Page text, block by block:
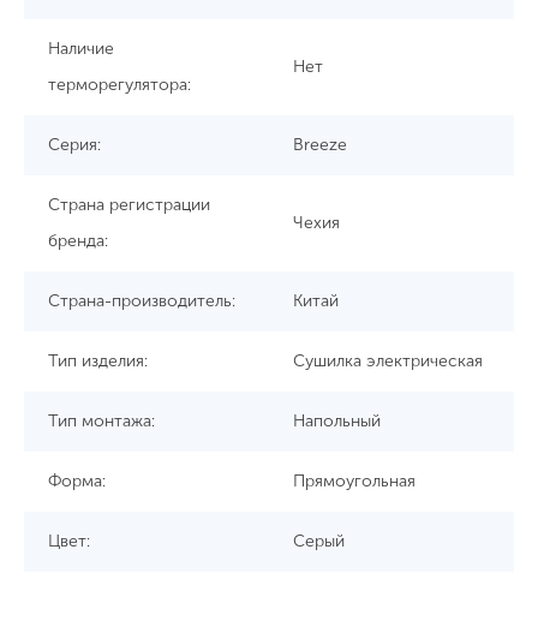
Наличие
терморегулятора:
Нет
Серия: Breeze
Страна регистрации
бренда:
Чехия
Страна-производитель: Китай
Тип изделия: Сушилка электрическая
Тип монтажа: Напольный
Форма: Прямоугольная
Цвет: Серый